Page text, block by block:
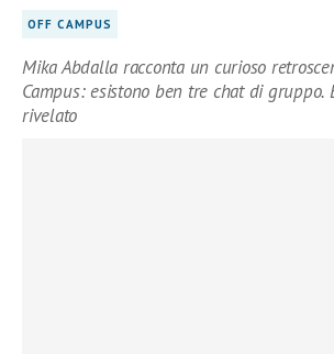
OFF CAMPUS
Mika Abdalla racconta un curioso
Campus: esistono ben tre chat di gruppo.
rivelato